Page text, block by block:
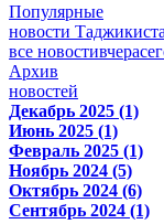
Популярные
новости
все новостивчера
Архив
новостей
Декабрь 2025 (1)
Июнь 2025 (1)
Февраль 2025 (1)
Ноябрь 2024 (5)
Октябрь 2024 (6)
Сентябрь 2024 (1)